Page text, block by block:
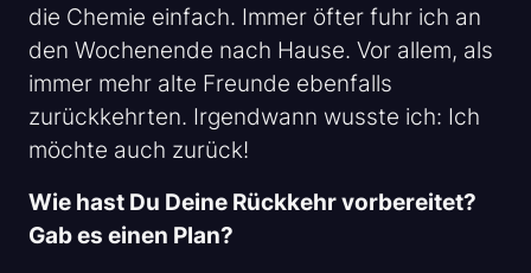
die Chemie einfach. Immer öfter fuhr ich an
den Wochenende nach Hause. Vor allem, als
immer mehr alte Freunde ebenfalls
zurückkehrten. Irgendwann wusste ich: Ich
möchte auch zurück!
Wie hast Du Deine Rückkehr vorbereitet?
Gab es einen Plan?